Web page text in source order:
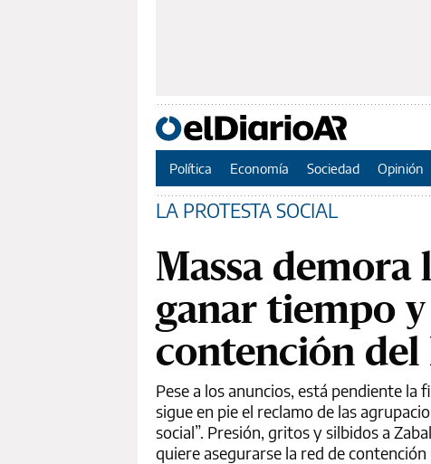
Política Economía Sociedad Opinión
LA PROTESTA SOCIAL
Massa demora
ganar tiempo
contención del
Pese a los anuncios, está pendiente
sigue en pie el reclamo de las
social”. Presión, gritos y silbidos a
quiere asegurarse la red de